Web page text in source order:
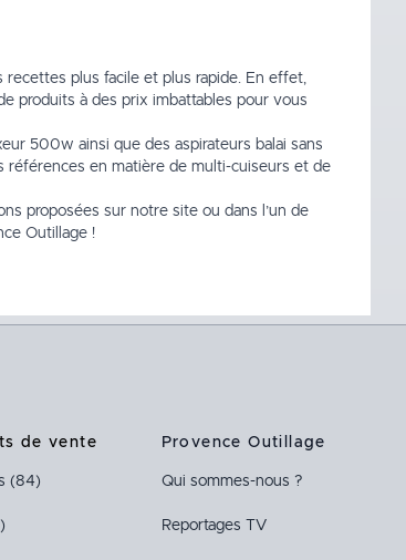
plus facile et plus rapide. En effet,
produits à des prix imbattables pour vous
500w ainsi que des aspirateurs balai sans
références en matière de multi-cuiseurs et de
proposées sur notre site ou dans l’un de
Outillage !
de vente
(84)
Provence Outillage
Qui sommes-nous ?
Reportages TV